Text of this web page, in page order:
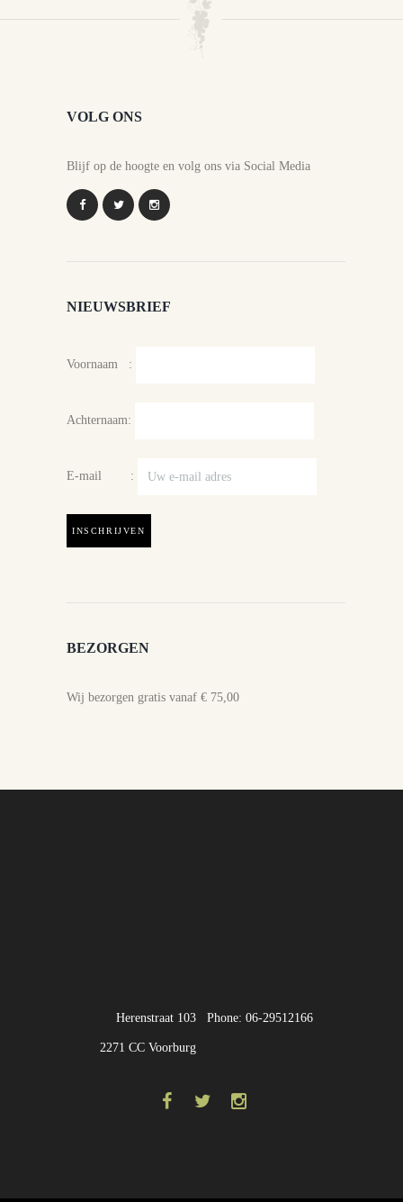
VOLG ONS
Blijf op de hoogte en volg ons via Social Media
NIEUWSBRIEF
Voornaam :
Achternaam:
E-mail :
BEZORGEN
Wij bezorgen gratis vanaf € 75,00
Phone: 06-29512166
Herenstraat 103
2271 CC Voorburg